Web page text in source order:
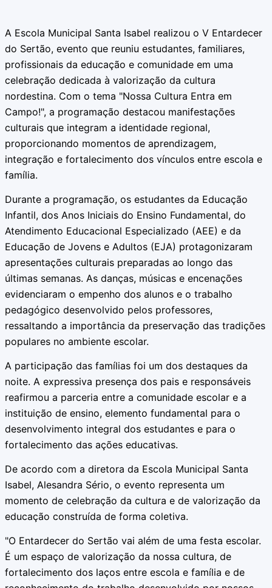
A Escola Municipal Santa Isabel realizou o V Entardecer
do Sertão, evento que reuniu estudantes, familiares,
profissionais da educação e comunidade em uma
celebração dedicada à valorização da cultura
nordestina. Com o tema "Nossa Cultura Entra em
Campo!", a programação destacou manifestações
culturais que integram a identidade regional,
proporcionando momentos de aprendizagem,
integração e fortalecimento dos vínculos entre escola e
família.
Durante a programação, os estudantes da Educação
Infantil, dos Anos Iniciais do Ensino Fundamental, do
Atendimento Educacional Especializado (AEE) e da
Educação de Jovens e Adultos (EJA) protagonizaram
apresentações culturais preparadas ao longo das
últimas semanas. As danças, músicas e encenações
evidenciaram o empenho dos alunos e o trabalho
pedagógico desenvolvido pelos professores,
ressaltando a importância da preservação das tradições
populares no ambiente escolar.
A participação das famílias foi um dos destaques da
noite. A expressiva presença dos pais e responsáveis
reafirmou a parceria entre a comunidade escolar e a
instituição de ensino, elemento fundamental para o
desenvolvimento integral dos estudantes e para o
fortalecimento das ações educativas.
De acordo com a diretora da Escola Municipal Santa
Isabel, Alesandra Sério, o evento representa um
momento de celebração da cultura e de valorização da
educação construída de forma coletiva.
"O Entardecer do Sertão vai além de uma festa escolar.
É um espaço de valorização da nossa cultura, de
fortalecimento dos laços entre escola e família e de